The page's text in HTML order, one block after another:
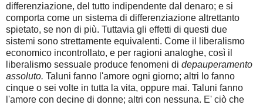
differenziazione, del tutto indipendente dal denaro; e si
comporta come un sistema di differenziazione altrettanto
spietato, se non di più. Tuttavia gli effetti di questi due
sistemi sono strettamente equivalenti. Come il liberalismo
economico incontrollato, e per ragioni analoghe, così il
liberalismo sessuale produce fenomeni di depauperamento
assoluto. Taluni fanno l'amore ogni giorno; altri lo fanno
cinque o sei volte in tutta la vita, oppure mai. Taluni fanno
l'amore con decine di donne; altri con nessuna. E' ciò che